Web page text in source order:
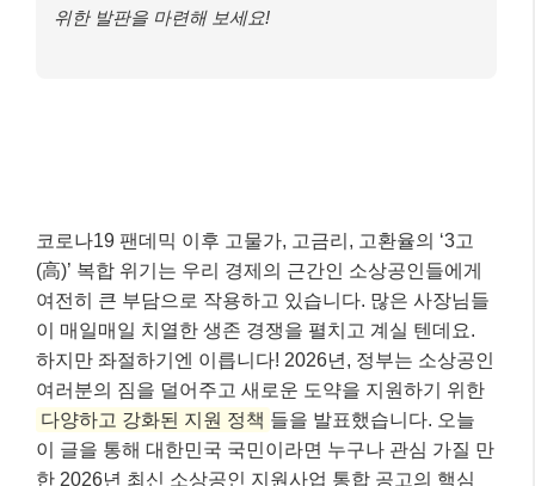
위한 발판을 마련해 보세요!
코로나19 팬데믹 이후 고물가, 고금리, 고환율의 ‘3고
(高)’ 복합 위기는 우리 경제의 근간인 소상공인들에게
여전히 큰 부담으로 작용하고 있습니다. 많은 사장님들
이 매일매일 치열한 생존 경쟁을 펼치고 계실 텐데요.
하지만 좌절하기엔 이릅니다! 2026년, 정부는 소상공인
여러분의 짐을 덜어주고 새로운 도약을 지원하기 위한
다양하고 강화된 지원 정책 들을 발표했습니다. 오늘
이 글을 통해 대한민국 국민이라면 누구나 관심 가질 만
한 2026년 최신 소상공인 지원사업 통합 공고의 핵심